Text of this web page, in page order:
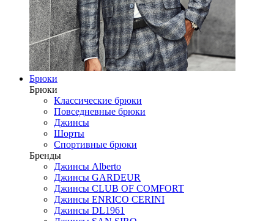
Брюки
Брюки
Классические брюки
Повседневные брюки
Джинсы
Шорты
Спортивные брюки
Бренды
Джинсы Alberto
Джинсы GARDEUR
Джинсы CLUB OF COMFORT
Джинсы ENRICO CERINI
Джинсы DL1961